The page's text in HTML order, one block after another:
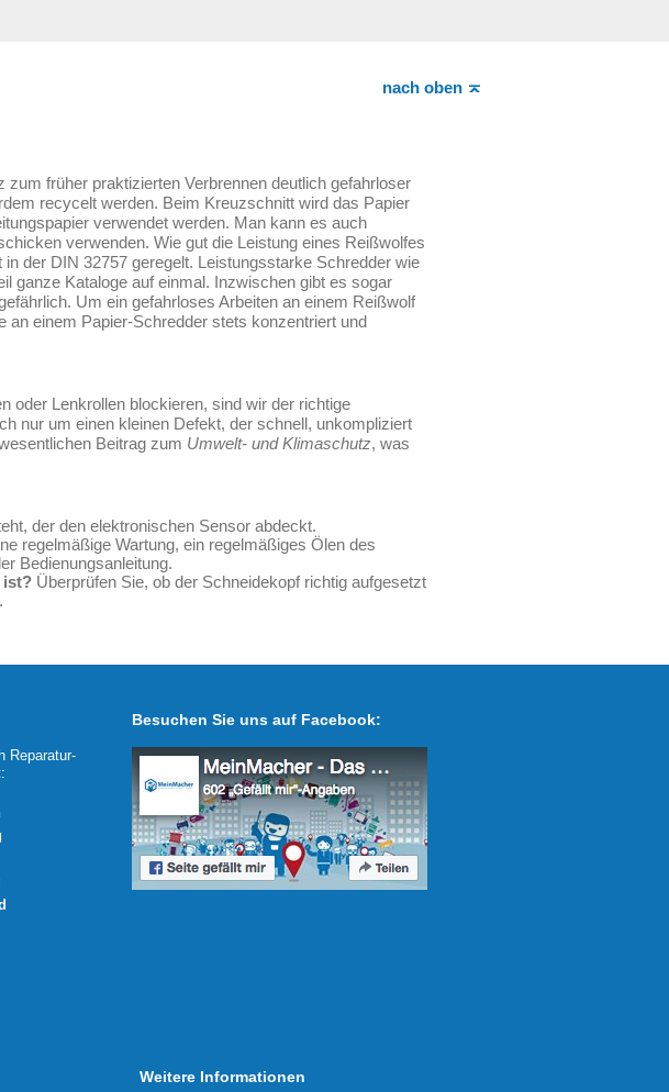
nach oben
früher praktizierten Verbrennen deutlich gefahrloser
recycelt werden. Beim Kreuzschnitt wird das Papier
verwendet werden. Man kann es auch
verwenden. Wie gut die Leistung eines Reißwolfes
der DIN 32757 geregelt. Leistungsstarke Schredder wie
ganze Kataloge auf einmal. Inzwischen gibt es sogar
Um ein gefahrloses Arbeiten an einem Reißwolf
an einem Papier-Schredder stets konzentriert und
oder Lenkrollen blockieren, sind wir der richtige
nur um einen kleinen Defekt, der schnell, unkompliziert
Beitrag zum Umwelt- und Klimaschutz, was
der den elektronischen Sensor abdeckt.
regelmäßige Wartung, ein regelmäßiges Ölen des
Bedienungsanleitung.
ist? Überprüfen Sie, ob der Schneidekopf richtig aufgesetzt
Reparatur-
Besuchen Sie uns auf Facebook:
Weitere Informationen